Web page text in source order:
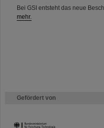
Bei GSI entsteht das neue
mehr.
Gefördert von
HMWK